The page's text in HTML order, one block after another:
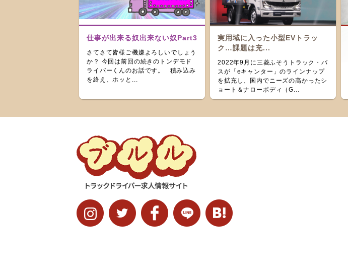
仕事が出来る奴出来ない奴Part3
さてさて皆様ご機嫌よろしいでしょう
か？ 今回は前回の続きのトンデモド
ライバーくんのお話です。 積み込み
を終え、ホッと...
実用域に入った小型EVトラッ
ク…課題は充...
2022年9月に三菱ふそうトラック・バ
スが「eキャンター」のラインナップ
を拡充し、国内でニーズの高かったシ
ョート＆ナローボディ（G...